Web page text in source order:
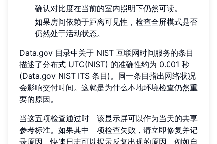
确认对比度在当前的室内照明下仍然可读。
如果房间依赖于距离可见性，检查全屏模式是否
仍然处于活动状态。
Data.gov 目录中关于 NIST 互联网时间服务的条目
描述了分布式 UTC(NIST) 的准确性约为 0.001 秒
(Data.gov NIST ITS 条目)。同一条目指出网络状况
会影响交付时间。这就是为什么本地环境检查仍然重
要的原因。
当这五项检查通过时，该显示屏可以作为当天的共享
参考标准。如果其中一项检查失败，请立即修复并记
录原因。快速日志可以揭示反复出现的原因，例如自